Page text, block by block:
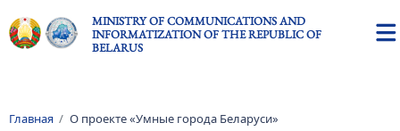
MINISTRY OF COMMUNICATIONS AND
INFORMATIZATION OF THE REPUBLIC OF
BELARUS
Breadcrumb
Главная О проекте «Умные города Беларуси»